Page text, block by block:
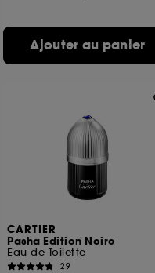
Ajouter au panier
CARTIER
Pasha Edition Noire
Eau de Toilette
29